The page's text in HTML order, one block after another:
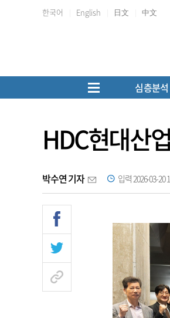
한국어 English 日文 中文
심층분석
HDC현대산
박수연 기자 입력 2026-03-20